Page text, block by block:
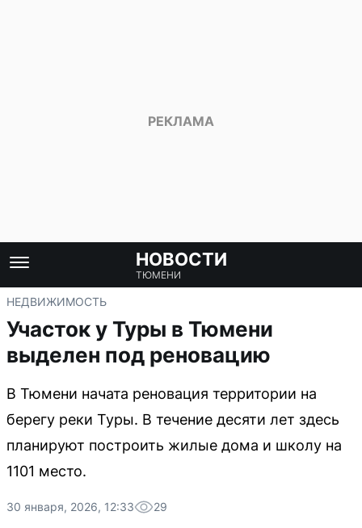
НОВОСТИ
ТЮМЕНИ
НЕДВИЖИМОСТЬ
Участок у Туры в Тюмени
выделен под реновацию
В Тюмени начата реновация территории на
берегу реки Туры. В течение десяти лет здесь
планируют построить жилые дома и школу на
1101 место.
30 января, 2026, 12:33 29